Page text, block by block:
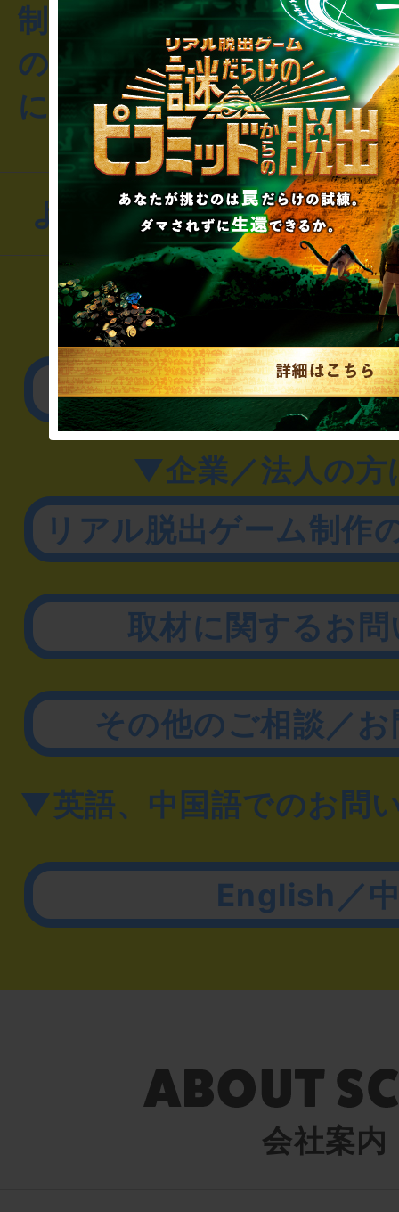
制作のご相談・コラボレ
のお客様からのご質問や
にお問い合わせください
よくあるお問い合わせ
▼一般のお客様
公演内容、チケット
▼企業／法人の方
リアル脱出ゲーム制作
取材に関するお
その他のご相談／
▼英語、中国語でのお問
English／
会社案内